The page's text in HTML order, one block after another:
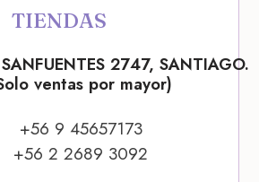
TIENDAS
2747, SANTIAGO.
ventas por mayor)
+56 9 45657173
+56 2 2689 3092